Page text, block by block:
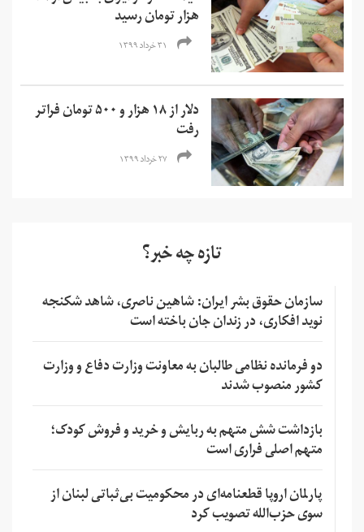
هزار تومان رسید
۳۱ خرداد ۱۳۹۹
دلار از ۱۸ هزار و ۵۰۰ تومان فراتر
رفت
۲۷ خرداد ۱۳۹۹
تازه چه خبر؟
سازمان حقوق بشر ایران: شاهین ناصری، شاهد شکنجه
نوید افکاری، در زندان جان باخته است
دو فرمانده نظامی طالبان به معاونت وزارت دفاع و وزارت
کشور منصوب شدند
بازداشت شش متهم به ربایش و خرید و فروش کودک؛
متهم اصلی فراری است
پارلمان اروپا قطعنامه‌ای در محکومیت بی‌ثباتی لبنان از
سوی حزب‌الله تصویب کرد